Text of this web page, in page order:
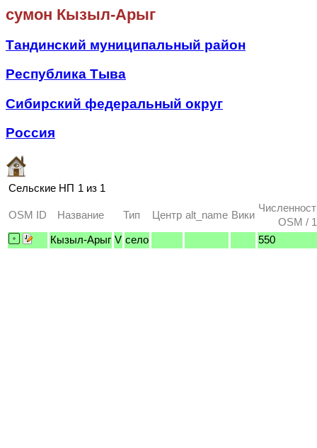
сумон Кызыл-Арыг
Тандинский муниципальный район
Республика Тыва
Сибирский федеральный округ
Россия
Сельские НП 1 из 1
OSM ID Название Тип Центр alt_name Вики
OSM /
Кызыл-Арыг V село 550